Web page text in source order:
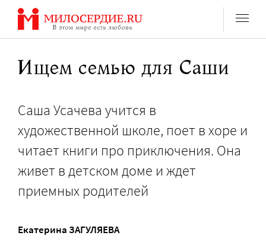
Перейти
содержанию
Ищем семью для Саши
Саша Усачева учится в
художественной школе, поет в хоре и
читает книги про приключения. Она
живет в детском доме и ждет
приемных родителей
Екатерина ЗАГУЛЯЕВА